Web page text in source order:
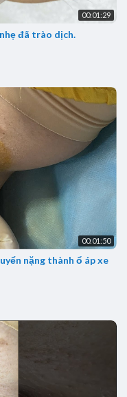
00:01:29
đã trào dịch.
00:01:50
nặng thành ổ áp xe